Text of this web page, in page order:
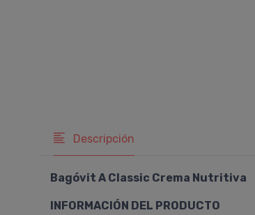
Descripción
Bagóvit A Classic Crema Nutritiva
INFORMACIÓN DEL PRODUCTO